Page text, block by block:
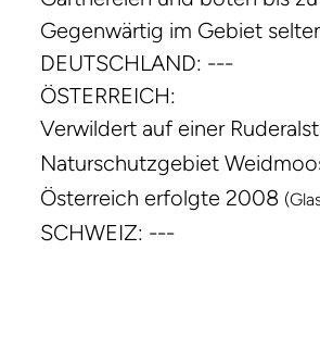
Gegenwärtig im Gebiet
DEUTSCHLAND: ---
ÖSTERREICH:
Verwildert auf einer
Naturschutzgebiet
Österreich erfolgte 2008
SCHWEIZ: ---